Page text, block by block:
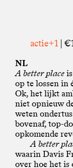
actie+1 |
NL
A better place
op te lossen in
Ok, het lijkt
niet opnieuw
weten
bovenaf, top-
opkomende
A better
waarin Davis
over hoe het is